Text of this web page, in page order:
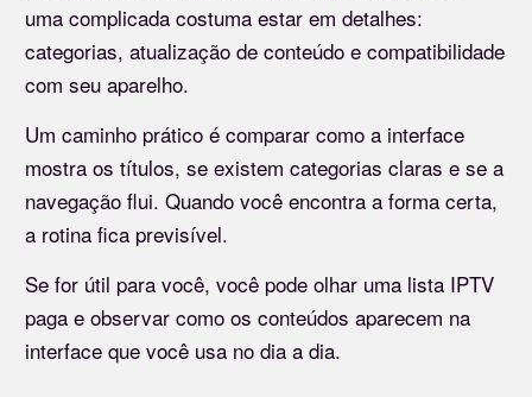
uma complicada costuma estar em detalhes:
categorias, atualização de conteúdo e compatibilidade
com seu aparelho.
Um caminho prático é comparar como a interface
mostra os títulos, se existem categorias claras e se a
navegação flui. Quando você encontra a forma certa,
a rotina fica previsível.
Se for útil para você, você pode olhar uma lista IPTV
paga e observar como os conteúdos aparecem na
interface que você usa no dia a dia.